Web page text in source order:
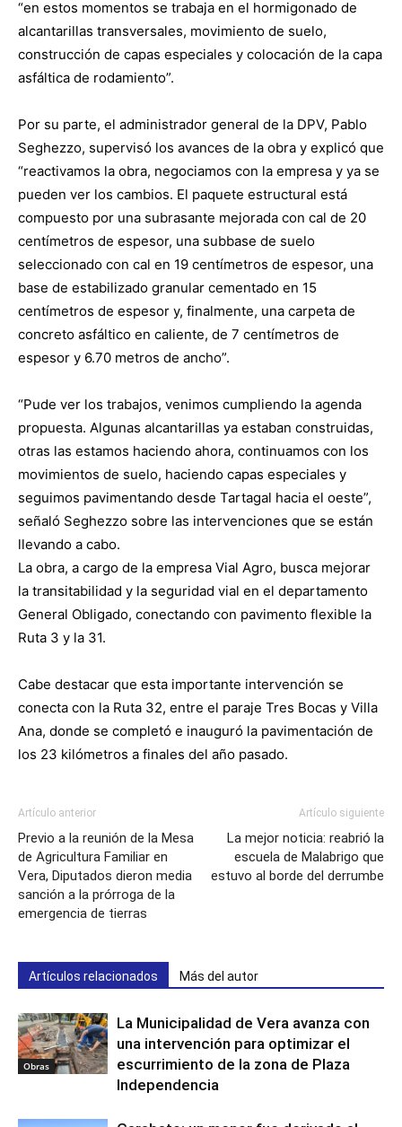
“en estos momentos se trabaja en el hormigonado de
alcantarillas transversales, movimiento de suelo,
construcción de capas especiales y colocación de la capa
asfáltica de rodamiento”.
Por su parte, el administrador general de la DPV, Pablo
Seghezzo, supervisó los avances de la obra y explicó que
“reactivamos la obra, negociamos con la empresa y ya se
pueden ver los cambios. El paquete estructural está
compuesto por una subrasante mejorada con cal de 20
centímetros de espesor, una subbase de suelo
seleccionado con cal en 19 centímetros de espesor, una
base de estabilizado granular cementado en 15
centímetros de espesor y, finalmente, una carpeta de
concreto asfáltico en caliente, de 7 centímetros de
espesor y 6.70 metros de ancho”.
“Pude ver los trabajos, venimos cumpliendo la agenda
propuesta. Algunas alcantarillas ya estaban construidas,
otras las estamos haciendo ahora, continuamos con los
movimientos de suelo, haciendo capas especiales y
seguimos pavimentando desde Tartagal hacia el oeste”,
señaló Seghezzo sobre las intervenciones que se están
llevando a cabo.
La obra, a cargo de la empresa Vial Agro, busca mejorar
la transitabilidad y la seguridad vial en el departamento
General Obligado, conectando con pavimento flexible la
Ruta 3 y la 31.
Cabe destacar que esta importante intervención se
conecta con la Ruta 32, entre el paraje Tres Bocas y Villa
Ana, donde se completó e inauguró la pavimentación de
los 23 kilómetros a finales del año pasado.
Artículo anterior
Previo a la reunión de la Mesa
de Agricultura Familiar en
Vera, Diputados dieron media
sanción a la prórroga de la
emergencia de tierras
Artículo siguiente
La mejor noticia: reabrió la
escuela de Malabrigo que
estuvo al borde del derrumbe
Artículos relacionados Más del autor
Obras
La Municipalidad de Vera avanza con
una intervención para optimizar el
escurrimiento de la zona de Plaza
Independencia